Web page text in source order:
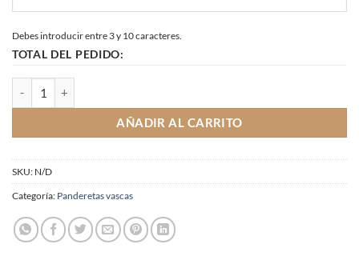
Debes introducir entre 3 y 10 caracteres.
TOTAL DEL PEDIDO:
AÑADIR AL CARRITO
SKU: N/D
Categoría: Panderetas vascas